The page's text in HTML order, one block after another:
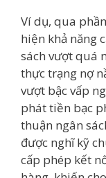
Ví dụ, qua
hiện khả năng
sách vượt quá
thực trạng nợ
vượt bậc vấp
phát tiền bạc
thuận ngân
được nghĩ kỹ
cấp phép kết